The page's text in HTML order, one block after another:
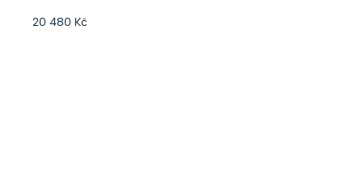
20 480 Kč